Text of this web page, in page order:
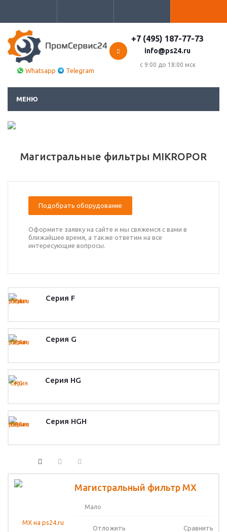
Whatsapp Telegram
+7 (495) 187-77-73
info@ps24.ru
с 9:00 до 18:00 мск
МЕНЮ
Магистральные фильтры MIKROPOR
Подобрать оборудование
Оформите заявку на сайте и мы свяжемся с вами в
ближайшее время, а также ответим на все
интересующие вопросы.
Серия F
Серия G
Серия HG
Серия HGH
Магистральный фильтр MX
Мало
Отложить Сравнить